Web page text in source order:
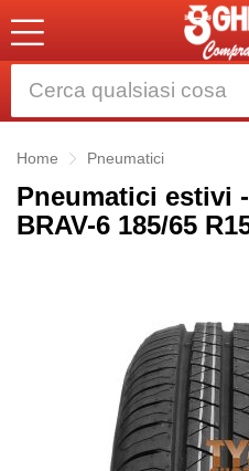
Home Pneumatici
Pneumatici estivi
BRAV-6 185/65